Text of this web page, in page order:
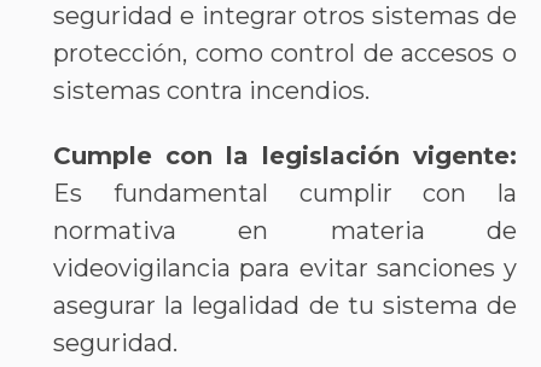
seguridad e integrar otros sistemas de
protección, como control de accesos o
sistemas contra incendios.
Cumple con la legislación vigente:
Es fundamental cumplir con la
normativa en materia de
videovigilancia para evitar sanciones y
asegurar la legalidad de tu sistema de
seguridad.